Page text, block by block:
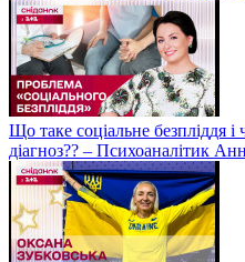
Що таке соціальне безпліддя
діагноз?? – Психоаналітик